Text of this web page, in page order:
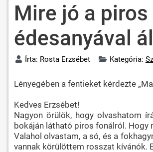
Mire jó a
édesanyával
Írta: Rosta Erzsébet Kategória:
Lényegében a fentieket kérdezte
Kedves Erzsébet!
Nagyon örülök, hogy olvashatom
bokáján látható piros fonálról. Hogy
Valahol olvastam, a só, és a
vannak körülöttem rosszat kívánók.